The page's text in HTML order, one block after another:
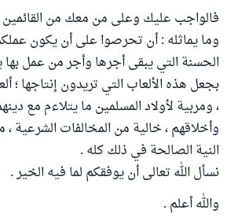
فالواجب عليك وعلى من معك من
وما يماثله : أن تحرصوا على أن يكون
الحسنة التي يبقى أجرها وأجر من عمل
بجعل هذه الألعاب التي تريدون إنتاجها ؛
، ومربية لأولاد المسلمين ما يتلاءم مع
وأخلاقهم ، خالية من المخالفات
النية الصالحة في ذلك كله .
نسأل الله تعالى أن يوفقكم لما فيه الخير .
والله أعلم .